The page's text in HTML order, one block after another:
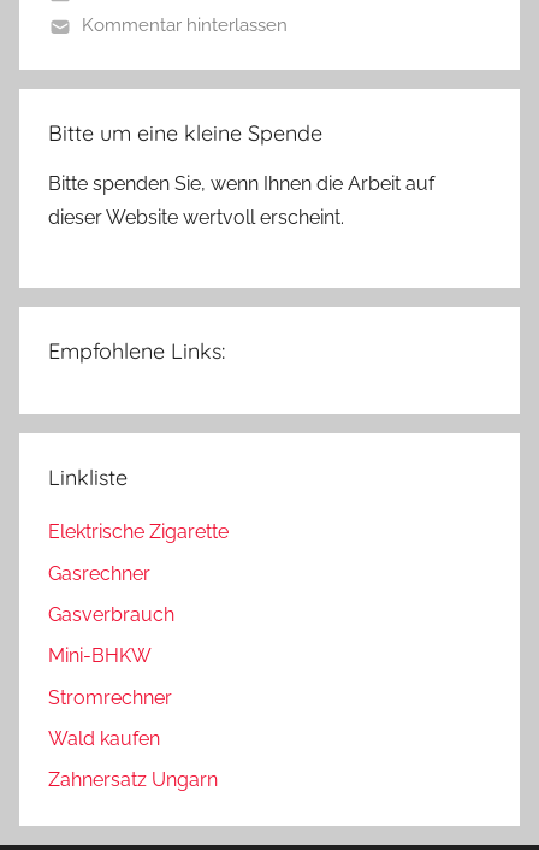
Kommentar hinterlassen
Bitte um eine kleine Spende
Bitte spenden Sie, wenn Ihnen die Arbeit auf
dieser Website wertvoll erscheint.
Empfohlene Links:
Linkliste
Elektrische Zigarette
Gasrechner
Gasverbrauch
Mini-BHKW
Stromrechner
Wald kaufen
Zahnersatz Ungarn